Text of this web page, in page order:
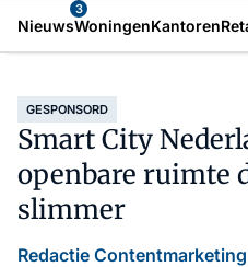
Nieuws
3
WoningenKantoren
GESPONSORD
Smart City
openbare ruimte
slimmer
Redactie Contentmarketing